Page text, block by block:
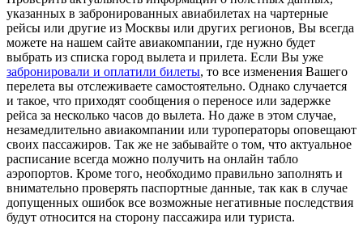
указанных в забронированных авиабилетах на чартерные
рейсы или другие из Москвы или других регионов, Вы всегда
можете на нашем сайте авиакомпании, где нужно будет
выбрать из списка город вылета и прилета. Если Вы уже
забронировали и оплатили билеты, то все изменения Вашего
перелета вы отслеживаете самостоятельно. Однако случается
и такое, что приходят сообщения о переносе или задержке
рейса за несколько часов до вылета. Но даже в этом случае,
незамедлительно авиакомпании или туроператоры оповещают
своих пассажиров. Так же не забывайте о том, что актуальное
расписание всегда можно получить на онлайн табло
аэропортов. Кроме того, необходимо правильно заполнять и
внимательно проверять паспортные данные, так как в случае
допущенных ошибок все возможные негативные последствия
будут относится на сторону пассажира или туриста.